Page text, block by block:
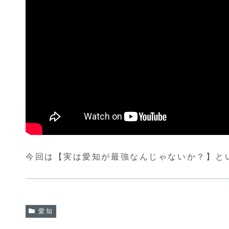
今回は【実は愛知が最強なんじゃないか？】と
愛知